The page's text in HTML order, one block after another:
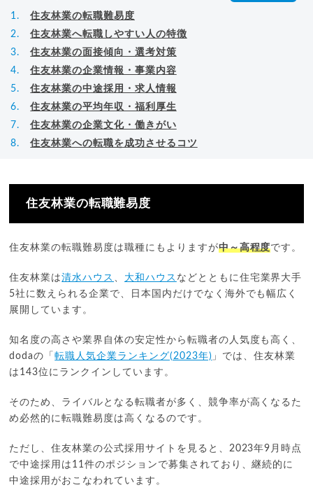
住友林業の転職難易度
住友林業へ転職しやすい人の特徴
住友林業の面接傾向・選考対策
住友林業の企業情報・事業内容
住友林業の中途採用・求人情報
住友林業の平均年収・福利厚生
住友林業の企業文化・働きがい
住友林業への転職を成功させるコツ
住友林業の転職難易度
住友林業の転職難易度は職種にもよりますが中～高程度です。
住友林業は清水ハウス 、 大和ハウス などとともに住宅業界大手
5社に数えられる企業で、日本国内だけでなく海外でも幅広く
展開しています。
知名度の高さや業界自体の安定性から転職者の人気度も高く、
dodaの「転職人気企業ランキング(2023年) 」では、住友林業
は143位にランクインしています。
そのため、ライバルとなる転職者が多く、競争率が高くなるた
め必然的に転職難易度は高くなるのです。
ただし、住友林業の公式採用サイトを見ると、2023年9月時点
で中途採用は11件のポジションで募集されており、継続的に
中途採用がおこなわれています。